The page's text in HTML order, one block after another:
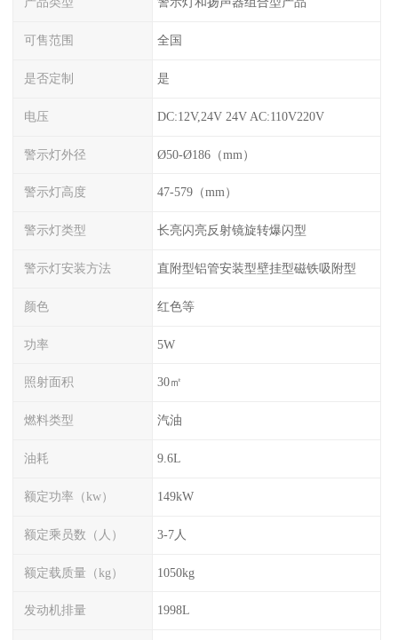
可售范围 全国
是否定制 是
电压 DC:12V,24V 24V AC:110V220V
警示灯外径 Ø50-Ø186（mm）
警示灯高度 47-579（mm）
警示灯类型 长亮闪亮反射镜旋转爆闪型
警示灯安装方法 直附型铝管安装型壁挂型磁铁吸附型
颜色 红色等
功率 5W
照射面积 30㎡
燃料类型 汽油
油耗 9.6L
额定功率（kw） 149kW
额定乘员数（人） 3-7人
额定载质量（kg） 1050kg
发动机排量 1998L